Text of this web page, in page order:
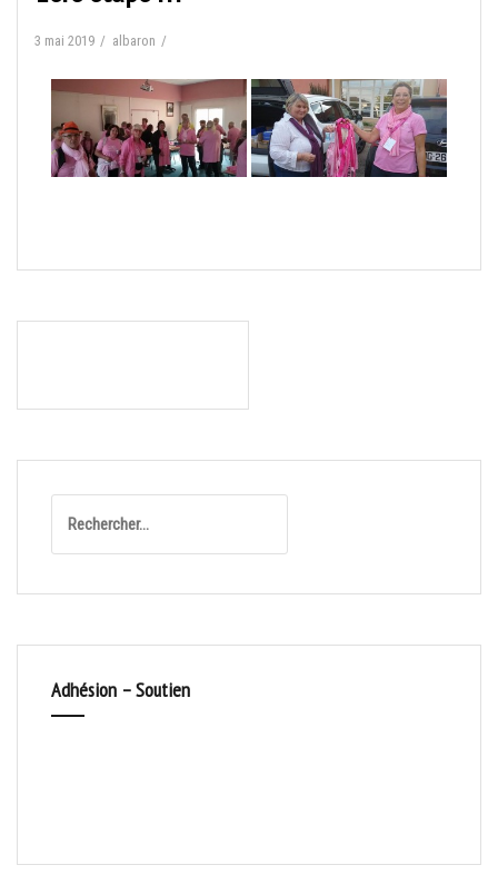
3 mai 2019 albaron
l’article
Adhésion – Soutien